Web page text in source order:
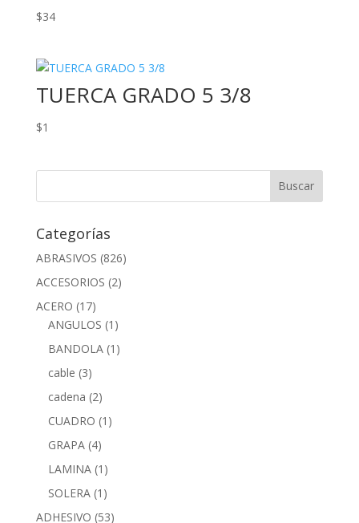
$34
TUERCA GRADO 5 3/8
$1
Categorías
ABRASIVOS (826)
ACCESORIOS (2)
ACERO (17)
ANGULOS (1)
BANDOLA (1)
cable (3)
cadena (2)
CUADRO (1)
GRAPA (4)
LAMINA (1)
SOLERA (1)
ADHESIVO (53)